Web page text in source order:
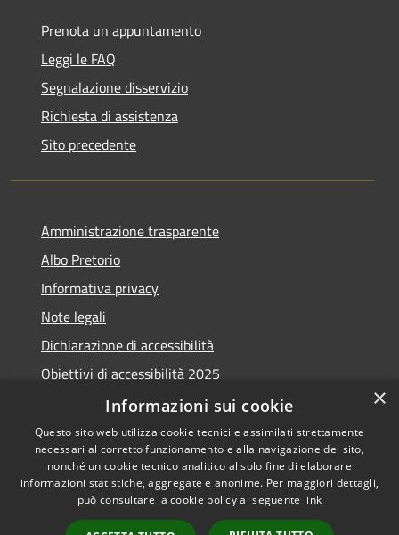
Prenota un appuntamento
Leggi le FAQ
Segnalazione disservizio
Richiesta di assistenza
Sito precedente
Amministrazione trasparente
Albo Pretorio
Informativa privacy
Note legali
Dichiarazione di accessibilità
Obiettivi di accessibilità 2025
Meccanismo di feedback
RSS
Accessibilità
Copyright © 2026 • Comune di
×
Informazioni sui cookie
Questo sito web utilizza cookie tecnici e assimilati strettamente
necessari al corretto funzionamento e alla navigazione del sito,
nonché un cookie tecnico analitico al solo fine di elaborare
informazioni statistiche, aggregate e anonime. Per maggiori dettagli,
può consultare la cookie policy al seguente link